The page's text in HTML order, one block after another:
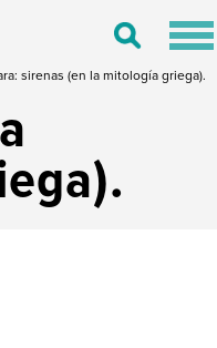
Toggle
sirenas (en la mitología griega).